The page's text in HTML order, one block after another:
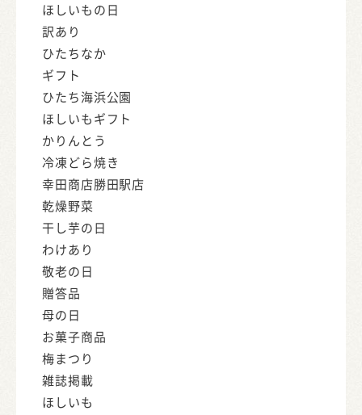
ほしいもの日
訳あり
ひたちなか
ギフト
ひたち海浜公園
ほしいもギフト
かりんとう
冷凍どら焼き
幸田商店勝田駅店
乾燥野菜
干し芋の日
わけあり
敬老の日
贈答品
母の日
お菓子商品
梅まつり
雑誌掲載
ほしいも